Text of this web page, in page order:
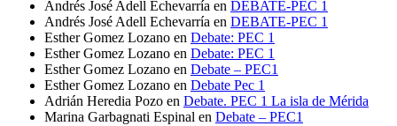
Andrés José Adell Echevarría en DEBATE-PEC 1
Andrés José Adell Echevarría en DEBATE-PEC 1
Esther Gomez Lozano en Debate: PEC 1
Esther Gomez Lozano en Debate: PEC 1
Esther Gomez Lozano en Debate – PEC1
Esther Gomez Lozano en Debate Pec 1
Adrián Heredia Pozo en Debate. PEC 1 La isla de Mérida
Marina Garbagnati Espinal en Debate – PEC1